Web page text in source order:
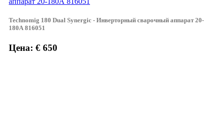
Technomig 180 Dual Synergic - Инверторный сварочный аппарат 20-
180А 816051
Цена: € 650